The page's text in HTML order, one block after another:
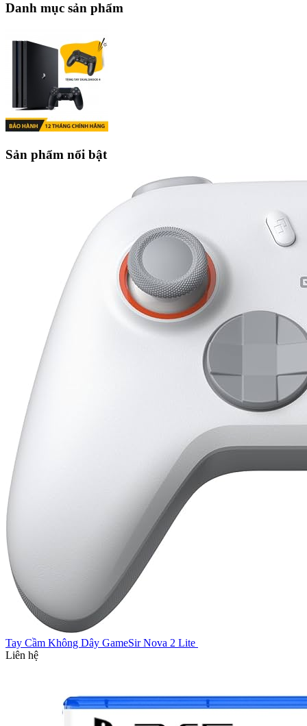
Danh mục sản phẩm
Sản phẩm nổi bật
Tay Cầm Không Dây GameSir Nova 2 Lite
Liên hệ